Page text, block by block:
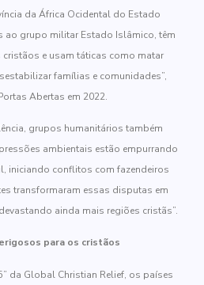
da África Ocidental do Estado
grupo militar Estado Islâmico, têm
e usam táticas como matar
famílias e comunidades”,
Abertas em 2022.
grupos humanitários também
ambientais estão empurrando
iniciando conflitos com fazendeiros
transformaram essas disputas em
ainda mais regiões cristãs”.
para os cristãos
da Global Christian Relief, os países